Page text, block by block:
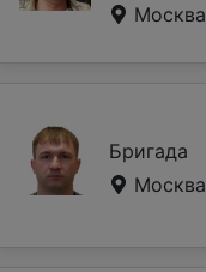
Москва
Бригада
Москва